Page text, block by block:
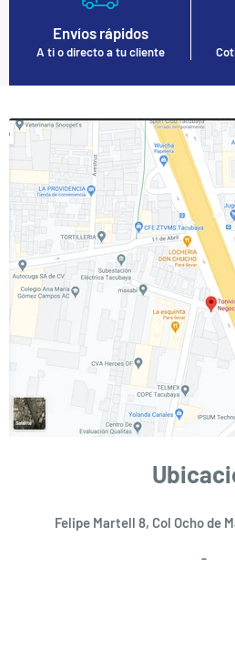
Envíos rápidos
A ti o directo a tu cliente
Felipe Martell 8, Col Ocho de
-